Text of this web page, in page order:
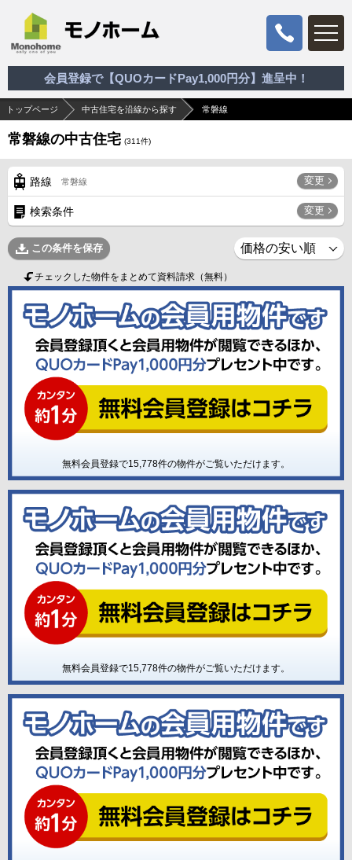
会員登録で【QUOカードPay1,000円分】進呈中！
トップページ 中古住宅を沿線から探す 常磐線
常磐線の中古住宅 (311件)
路線 常磐線 変更
検索条件 変更
この条件を保存
チェックした物件をまとめて資料請求（無料）
無料会員登録で15,778件の物件がご覧いただけます。
無料会員登録で15,778件の物件がご覧いただけます。